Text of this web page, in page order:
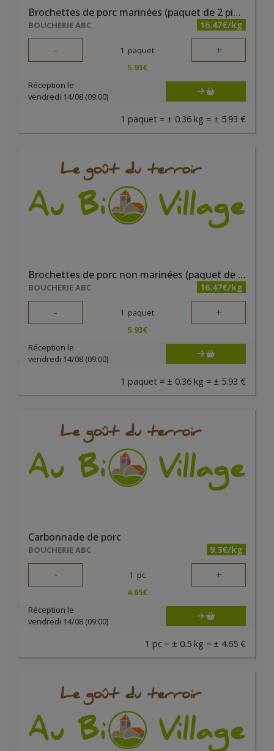
Brochettes de porc marinées (paquet de 2 pièces)
BOUCHERIE ABC 16.47€/kg
- 1 paquet +
5.93€
Réception le
vendredi 14/08 (09:00)
1 paquet = ± 0.36 kg = ± 5.93 €
Brochettes de porc non marinées (paquet de 2 pièces)
BOUCHERIE ABC 16.47€/kg
- 1 paquet +
5.93€
Réception le
vendredi 14/08 (09:00)
1 paquet = ± 0.36 kg = ± 5.93 €
Carbonnade de porc
BOUCHERIE ABC 9.3€/kg
- 1 pc +
4.65€
Réception le
vendredi 14/08 (09:00)
1 pc = ± 0.5 kg = ± 4.65 €